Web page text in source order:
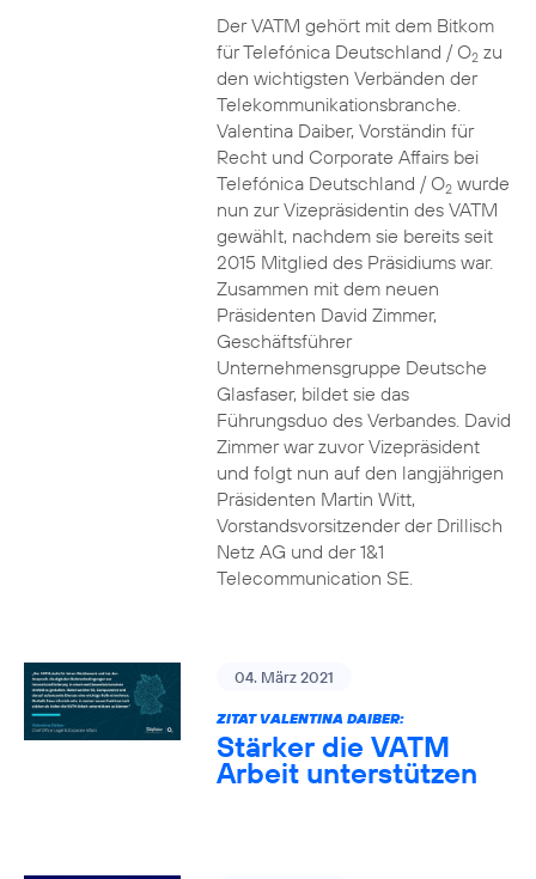
Der VATM gehört mit dem Bitkom
für Telefónica Deutschland / O2zu
den wichtigsten Verbänden der
Telekommunikationsbranche.
Valentina Daiber, Vorständin für
Recht und Corporate Affairs bei
Telefónica Deutschland / O2wurde
nun zur Vizepräsidentin des VATM
gewählt, nachdem sie bereits seit
2015 Mitglied des Präsidiums war.
Zusammen mit dem neuen
Präsidenten David Zimmer,
Geschäftsführer
Unternehmensgruppe Deutsche
Glasfaser, bildet sie das
Führungsduo des Verbandes. David
Zimmer war zuvor Vizepräsident
und folgt nun auf den langjährigen
Präsidenten Martin Witt,
Vorstandsvorsitzender der Drillisch
Netz AG und der 1&1
Telecommunication SE.
04. März 2021
ZITAT VALENTINA DAIBER:
Stärker die VATM
Arbeit unterstützen